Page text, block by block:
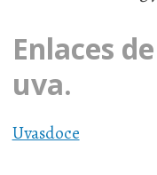
Enlaces
uva.
Uvasdoce